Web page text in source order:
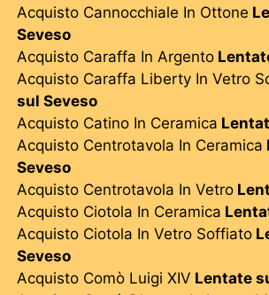
Acquisto Cannocchiale In Ottone
Seveso
Acquisto Caraffa In Argento
Acquisto Caraffa Liberty In Vetro
sul Seveso
Acquisto Catino In Ceramica
Acquisto Centrotavola In Ceramica
Seveso
Acquisto Centrotavola In Vetro
Acquisto Ciotola In Ceramica
Acquisto Ciotola In Vetro Soffiato
Seveso
Acquisto Comò Luigi XIV Lentate